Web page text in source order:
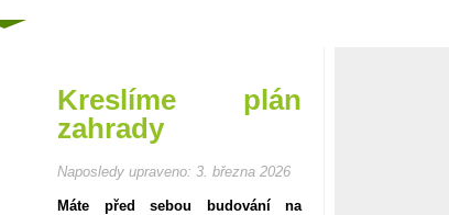
Kreslíme plán
zahrady
Naposledy upraveno: 3. března 2026
Máte před sebou budování na